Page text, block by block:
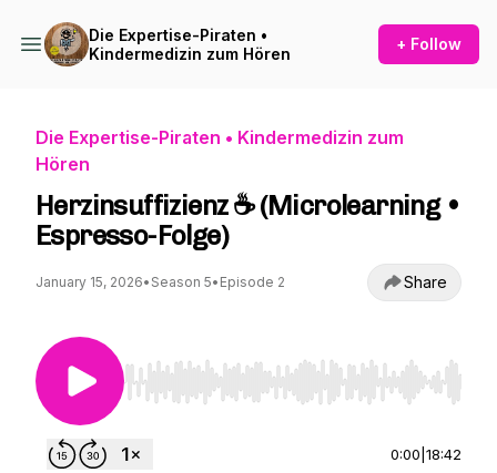
Die Expertise-Piraten •
Kindermedizin zum Hören
+ Follow
Die Expertise-Piraten • Kindermedizin zum
Hören
Herzinsuffizienz ☕ (Microlearning •
Espresso-Folge)
January 15, 2026• Season 5• Episode 2 Share
Use Left/Right to seek, Home/End to jump to
0:00 18:42